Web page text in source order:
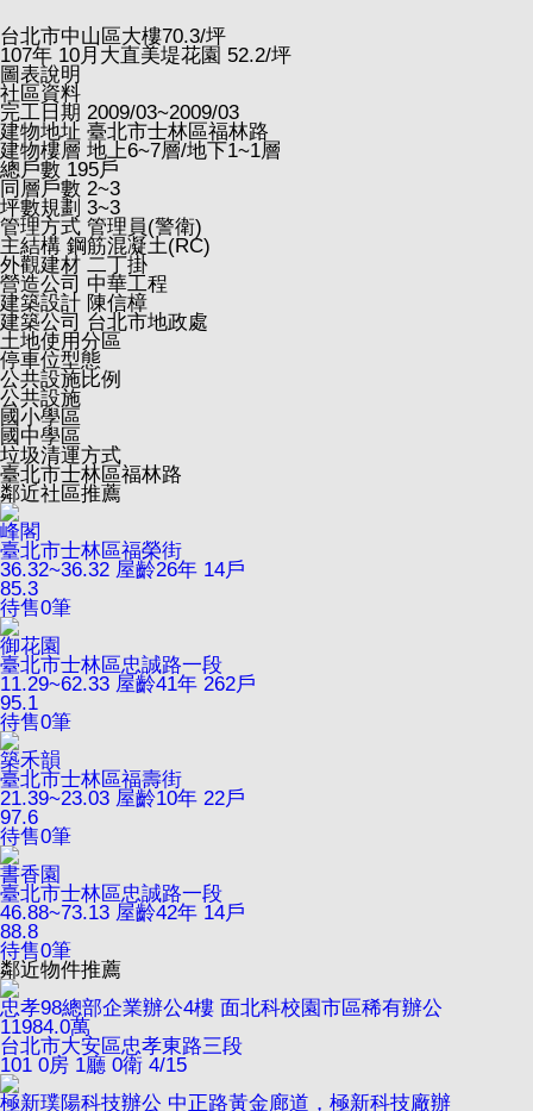
台北市中山區大樓70.3/坪
107年 10月大直美堤花園 52.2/坪
圖表說明
社區資料
完工日期 2009/03~2009/03
建物地址 臺北市士林區福林路
建物樓層 地上6~7層/地下1~1層
總戶數 195戶
同層戶數 2~3
坪數規劃 3~3
管理方式 管理員(警衛)
主結構 鋼筋混凝土(RC)
外觀建材 二丁掛
營造公司 中華工程
建築設計 陳信樟
建築公司 台北市地政處
土地使用分區
停車位型態
公共設施比例
公共設施
國小學區
國中學區
垃圾清運方式
臺北市士林區福林路
鄰近社區推薦
峰閣
臺北市士林區福榮街
36.32~36.32 屋齡26年 14戶
85.3
待售0筆
御花園
臺北市士林區忠誠路一段
11.29~62.33 屋齡41年 262戶
95.1
待售0筆
築禾韻
臺北市士林區福壽街
21.39~23.03 屋齡10年 22戶
97.6
待售0筆
書香園
臺北市士林區忠誠路一段
46.88~73.13 屋齡42年 14戶
88.8
待售0筆
鄰近物件推薦
忠孝98總部企業辦公4樓 面北科校園市區稀有辦公
11984.0萬
台北市大安區忠孝東路三段
101 0房 1廳 0衛 4/15
極新璞陽科技辦公 中正路黃金廊道，極新科技廠辦